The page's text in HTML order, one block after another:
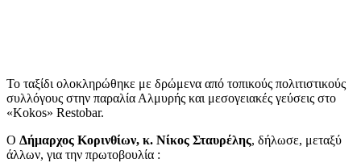
Το ταξίδι ολοκληρώθηκε με δρώμενα από τοπικούς πολιτιστικούς
συλλόγους στην παραλία Αλμυρής και μεσογειακές γεύσεις στο
«Kokos» Restobar.
Ο Δήμαρχος Κορινθίων, κ. Νίκος Σταυρέλης, δήλωσε, μεταξύ
άλλων, για την πρωτοβουλία :